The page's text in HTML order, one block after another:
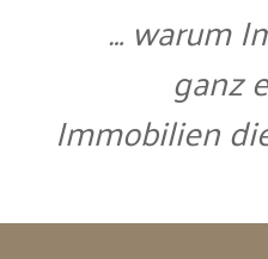
… warum
ganz
Immobilien